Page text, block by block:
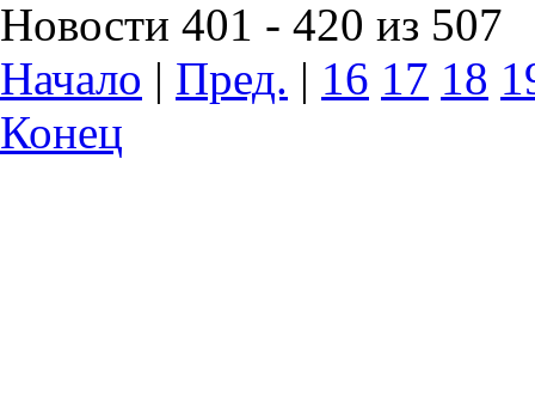
Новости 401 - 420 из 507
Начало | Пред. | 16 17 18
Конец